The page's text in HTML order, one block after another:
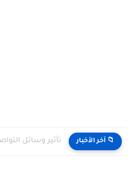
📁 آخر الأخبار